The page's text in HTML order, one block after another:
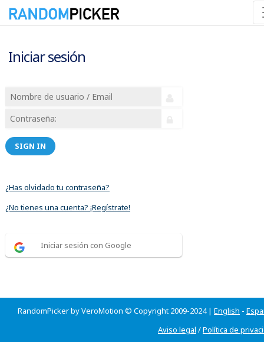
Iniciar sesión
SIGN IN
¿Has olvidado tu contraseña?
¿No tienes una cuenta? ¡Regístrate!
Iniciar sesión con Google
RandomPicker by VeroMotion © Copyright 2009-2024 | English -
Aviso legal /Política de